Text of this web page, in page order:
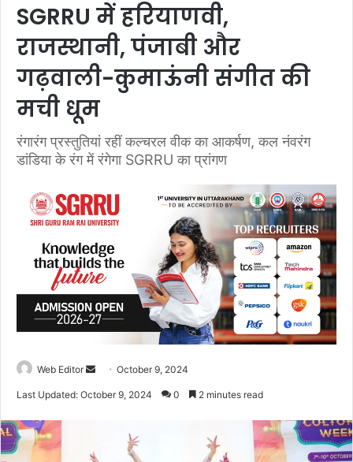
SGRRU में हरियाणवी,
राजस्थानी, पंजाबी और
गढ़वाली-कुमाऊंनी संगीत की
मची धूम
रंगारंग प्रस्तुतियां रहीं कल्चरल वीक का आकर्षण, कल नंवरंग
डांडिया के रंग में रंगेगा SGRRU का प्रांगण
Web Editor October 9, 2024
Last Updated: October 9, 2024 0 2 minutes read